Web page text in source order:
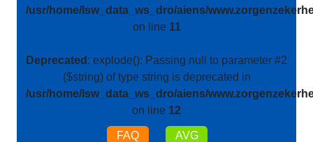
/usr/home/lsw_data_ws_dro/aiens/
on line 11
Deprecated : explode(): Passing null to parameter #2
($string) of type string is deprecated in
/usr/home/lsw_data_ws_dro/aiens/
on line 12
FAQ AVG